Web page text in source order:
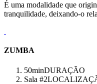
É uma modalidade que
tranquilidade, deixando-o
ZUMBA
50minDURAÇÃO
Sala #2